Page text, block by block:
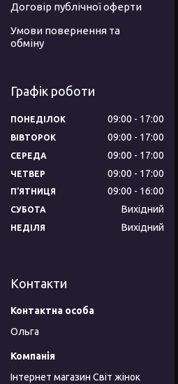
Договір публічної оферти
Умови повернення та
обміну
Графік роботи
ПОНЕДІЛОК 09:00 17:00
ВІВТОРОК 09:00 17:00
СЕРЕДА 09:00 17:00
ЧЕТВЕР 09:00 17:00
ПʼЯТНИЦЯ 09:00 16:00
СУБОТА Вихідний
НЕДІЛЯ Вихідний
Контакти
Ольга
Інтернет магазин Світ жінок